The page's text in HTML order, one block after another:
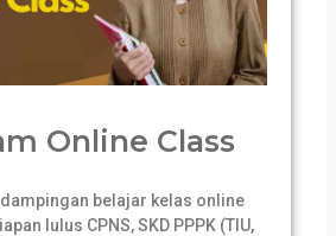
Online Class
belajar kelas online
lulus CPNS, SKD PPPK (TIU,